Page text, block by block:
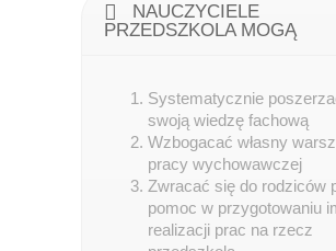
NAUCZYCIELE
PRZEDSZKOLA MOGĄ
Systematycznie
swoją wiedzę fachową
Wzbogacać własny
pracy wychowawczej
Zwracać się do rodziców
pomoc w przygotowaniu
realizacji prac na rzecz